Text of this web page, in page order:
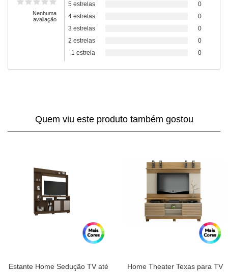
Nenhuma
avaliação
5 estrelas
0
4 estrelas
0
3 estrelas
0
2 estrelas
0
1 estrela
0
Quem viu este produto também gostou
Estante Home Sedução TV até
Home Theater Texas para TV